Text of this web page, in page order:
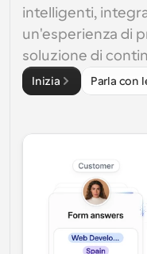
intelligenti,
un'esperienza di
soluzione di
Inizia Parla con